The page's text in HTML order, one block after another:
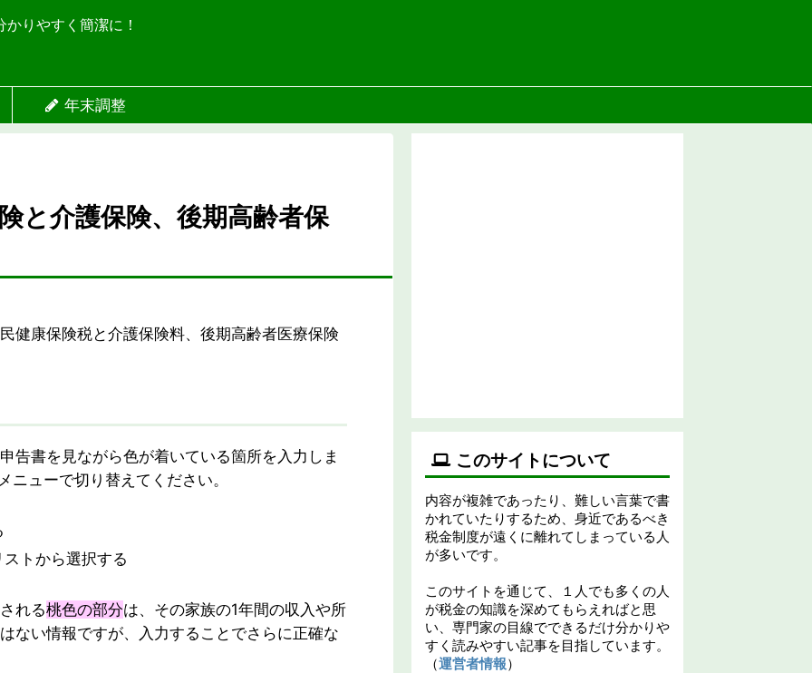
りやすく簡潔に！
年末調整
と介護保険、後期高齢者保
健康保険税と介護保険料、後期高齢者医療保険
告書を見ながら色が着いている箇所を入力しま
ニューで切り替えてください。
トから選択する
れる桃色の部分は、その家族の1年間の収入や所
ない情報ですが、入力することでさらに正確な
このサイトについて
内容が複雑であったり、難しい言葉で書
かれていたりするため、身近であるべき
税金制度が遠くに離れてしまっている人
が多いです。
このサイトを通じて、１人でも多くの人
が税金の知識を深めてもらえればと思
い、専門家の目線でできるだけ分かりや
すく読みやすい記事を目指しています。
（運営者情報）